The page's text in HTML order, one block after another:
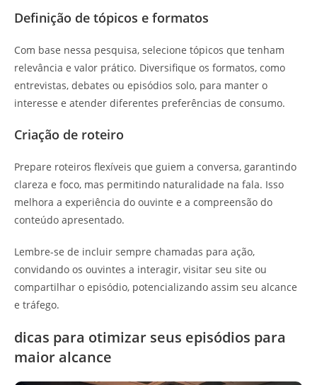
Definição de tópicos e formatos
Com base nessa pesquisa, selecione tópicos que tenham
relevância e valor prático. Diversifique os formatos, como
entrevistas, debates ou episódios solo, para manter o
interesse e atender diferentes preferências de consumo.
Criação de roteiro
Prepare roteiros flexíveis que guiem a conversa, garantindo
clareza e foco, mas permitindo naturalidade na fala. Isso
melhora a experiência do ouvinte e a compreensão do
conteúdo apresentado.
Lembre-se de incluir sempre chamadas para ação,
convidando os ouvintes a interagir, visitar seu site ou
compartilhar o episódio, potencializando assim seu alcance
e tráfego.
dicas para otimizar seus episódios para
maior alcance